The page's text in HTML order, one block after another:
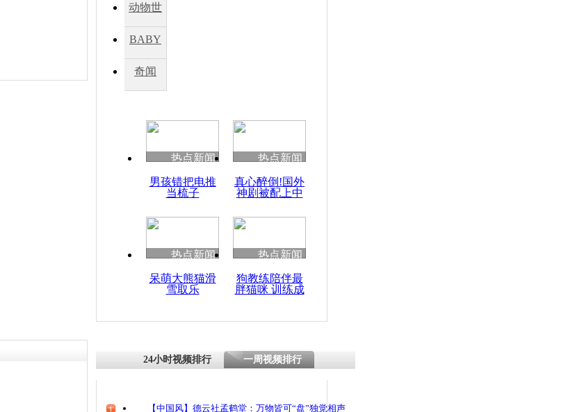
动物世
BABY
秀
奇闻
热点新闻
男孩错把电推
当梳子
热点新闻
真心醉倒!国外
神剧被配上中
热点新闻
呆萌大熊猫滑
雪取乐
热点新闻
狗教练陪伴最
胖猫咪 训练成
24小时视频排行 一周视频排行
【中国风】德云社孟鹤堂：万物皆可“盘”独觉相声